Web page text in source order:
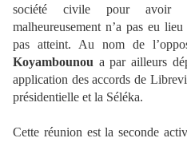
société civile pour avoir
malheureusement n’a pas eu
pas atteint. Au nom de
Koyambounou a par ailleurs
application des accords de
présidentielle et la Séléka.
Cette réunion est la seconde